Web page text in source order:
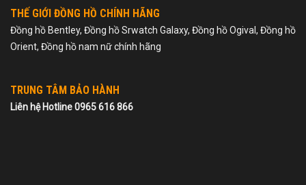
THẾ GIỚI ĐỒNG HỒ CHÍNH HÃNG
Đồng hồ Bentley, Đồng hồ Srwatch Galaxy, Đồng hồ Ogival, Đồng hồ
Orient, Đồng hồ nam nữ chính hãng
TRUNG TÂM BẢO HÀNH
Liên hệ Hotline 0965 616 866